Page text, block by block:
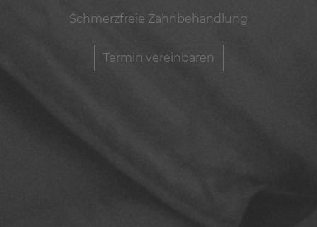
Schmerzfreie Zahnbehandlung
Termin vereinbaren
Schmerzfreie Zahnbehandlung
Termin vereinbaren
Schmerzfreie Zahnbehandlung
Termin vereinbaren